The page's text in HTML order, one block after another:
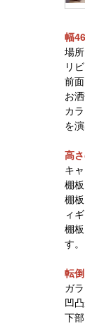
幅
場
リ
前
お
カ
を
高
キ
棚
棚
ィ
棚
す。
転
ガ
凹
下